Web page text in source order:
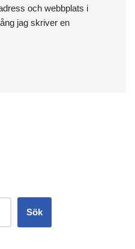
och webbplats i
jag skriver en
Sök